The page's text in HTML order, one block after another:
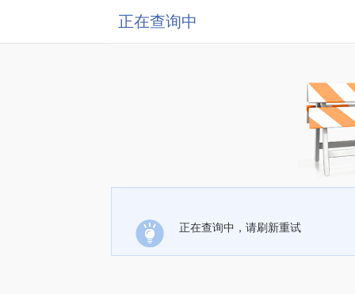
正在查询中
正在查询中，请刷新重试